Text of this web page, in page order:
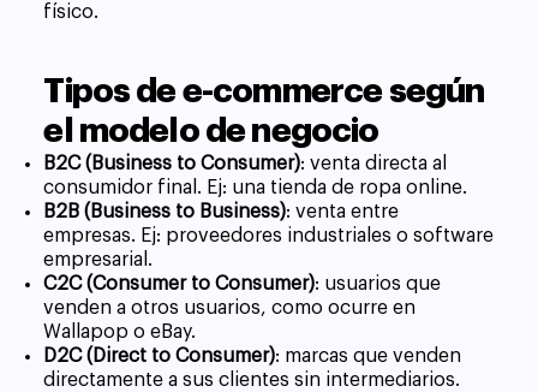
físico.
Tipos de e-commerce según
el modelo de negocio
B2C (Business to Consumer): venta directa al
consumidor final. Ej: una tienda de ropa online.
B2B (Business to Business): venta entre
empresas. Ej: proveedores industriales o software
empresarial.
C2C (Consumer to Consumer): usuarios que
venden a otros usuarios, como ocurre en
Wallapop o eBay.
D2C (Direct to Consumer): marcas que venden
directamente a sus clientes sin intermediarios.